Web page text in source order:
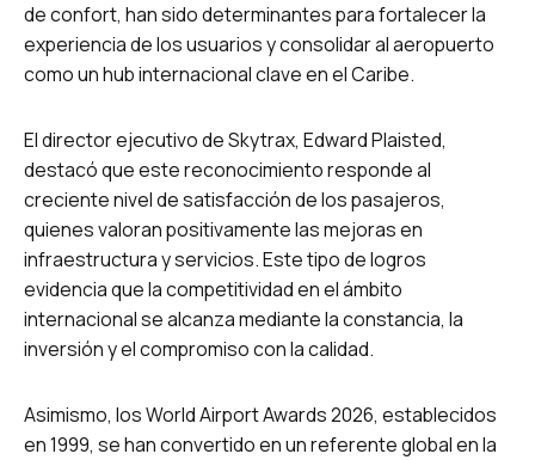
de confort, han sido determinantes para fortalecer la
experiencia de los usuarios y consolidar al aeropuerto
como un hub internacional clave en el Caribe.
El director ejecutivo de Skytrax, Edward Plaisted,
destacó que este reconocimiento responde al
creciente nivel de satisfacción de los pasajeros,
quienes valoran positivamente las mejoras en
infraestructura y servicios. Este tipo de logros
evidencia que la competitividad en el ámbito
internacional se alcanza mediante la constancia, la
inversión y el compromiso con la calidad.
Asimismo, los World Airport Awards 2026, establecidos
en 1999, se han convertido en un referente global en la